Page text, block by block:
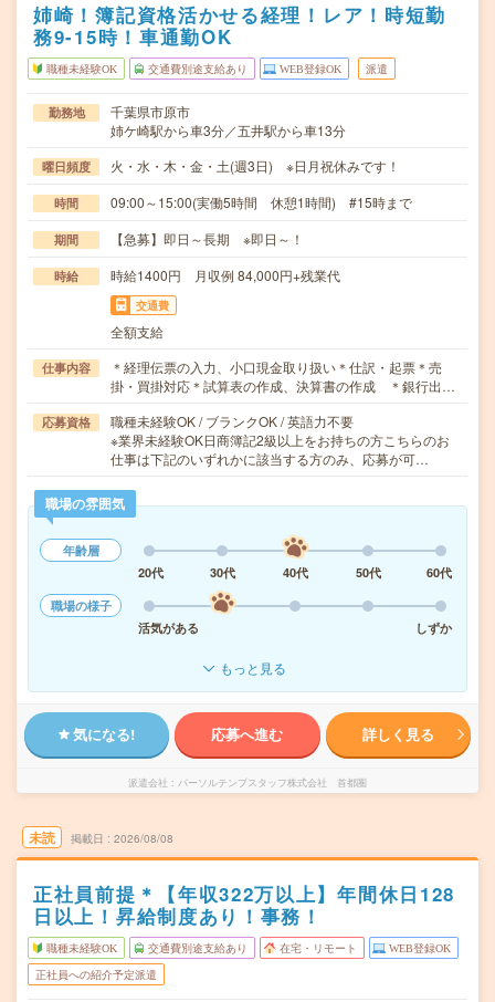
姉崎！簿記資格活かせる経理！レア！時短勤
務9-15時！車通勤OK
職種未経験OK 交通費別途支給あり WEB登録OK 派遣
勤務地
千葉県市原市
姉ケ崎駅から車3分／五井駅から車13分
曜日頻度 火・水・木・金・土(週3日) ※日月祝休みです！
時間 09:00～15:00(実働5時間 休憩1時間) #15時まで
期間 【急募】即日～長期 ※即日～！
時給 時給1400円 月収例 84,000円+残業代
交通費
全額支給
仕事内容
＊経理伝票の入力、小口現金取り扱い＊仕訳・起票＊売
掛・買掛対応＊試算表の作成、決算書の作成 ＊銀行出…
応募資格
職種未経験OK / ブランクOK / 英語力不要
※業界未経験OK日商簿記2級以上をお持ちの方こちらのお
仕事は下記のいずれかに該当する方のみ、応募が可…
職場の雰囲気
年齢層
20代
30代 40代 50代
60代
職場の様子
活気がある
しずか
もっと見る
気になる! 応募へ進む 詳しく見る
派遣会社 パーソルテンプスタッフ株式会社 首都圏
未読 掲載日 2026/08/08
正社員前提＊【年収322万以上】年間休日128
日以上！昇給制度あり！事務！
職種未経験OK 交通費別途支給あり 在宅・リモート WEB登録OK
正社員への紹介予定派遣